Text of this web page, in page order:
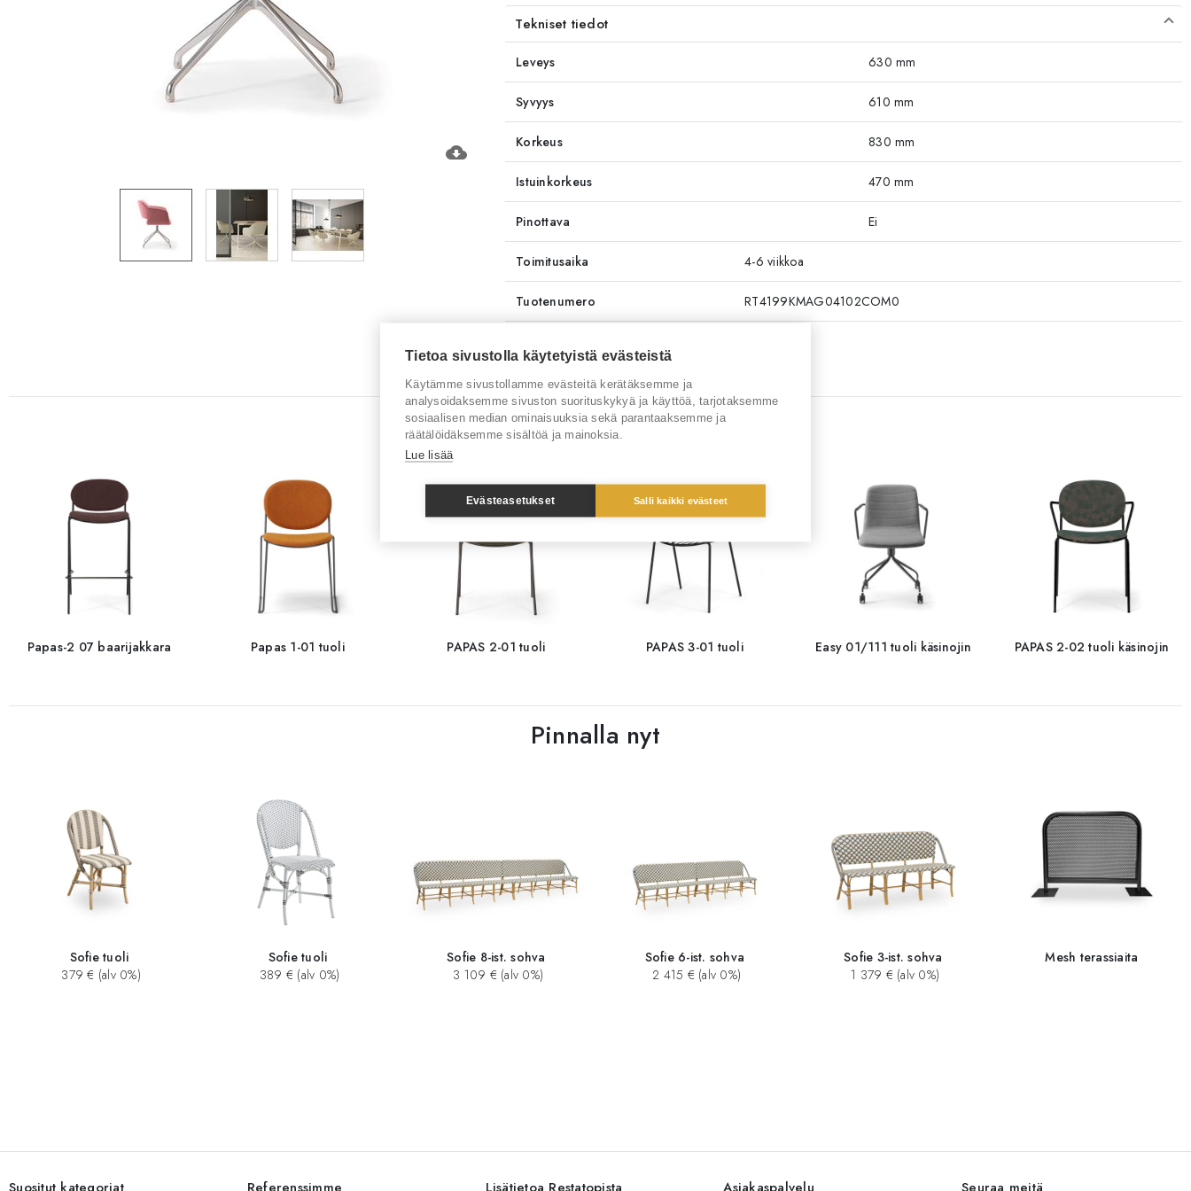
cloud_download
Tekniset tiedot
Leveys 630 mm
Syvyys 610 mm
Korkeus 830 mm
Istuinkorkeus 470 mm
Pinottava Ei
Toimitusaika 4-6 viikkoa
Tuotenumero RT4199KMAG04102COM0
Sinua saattaisi kiinnostaa myös
Papas-2 07 baarijakkara Papas 1-01 tuoli PAPAS 2-01 tuoli PAPAS 3-01 tuoli Easy 01/111 tuoli käsinojin PAPAS 2-02 tuoli käsinojin
Pinnalla nyt
Sofie tuoli
379 € (alv 0%)
Sofie tuoli
389 € (alv 0%)
Sofie 8-ist. sohva
3 109 € (alv 0%)
Sofie 6-ist. sohva
2 415 € (alv 0%)
Sofie 3-ist. sohva
1 379 € (alv 0%)
Mesh terassiaita
Tietoa sivustolla käytetyistä evästeistä
Käytämme sivustollamme evästeitä kerätäksemme ja
analysoidaksemme sivuston suorituskykyä ja käyttöä, tarjotaksemme
sosiaalisen median ominaisuuksia sekä parantaaksemme ja
räätälöidäksemme sisältöä ja mainoksia.
Lue lisää
Evästeasetukset Salli kaikki evästeet